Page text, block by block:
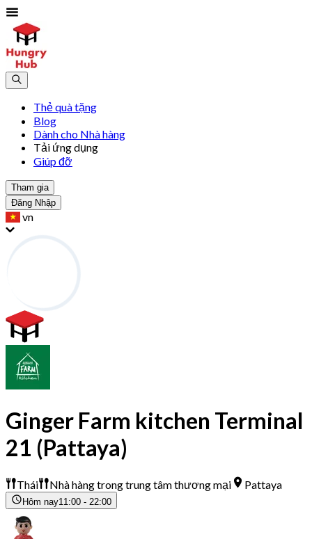
Thẻ quà tặng
Blog
Dành cho Nhà hàng
Tải ứng dụng
Giúp đỡ
Tham gia
Đăng Nhập
vn
Ginger Farm kitchen Terminal
21 (Pattaya)
Thái Nhà hàng trong trung tâm thương mại Pattaya
Hôm nay11:00 - 22:00